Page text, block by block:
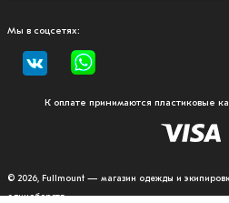
Мы в соцсетях:
К оплате принимаются пластиковые
© 2026, Fullmount — магазин одежды и
единоборств